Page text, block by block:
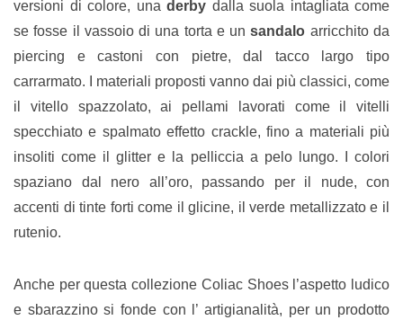
versioni di colore, una derby dalla suola intagliata come
se fosse il vassoio di una torta e unsandalo arricchito da
piercing e castoni con pietre, dal tacco largo tipo
carrarmato. I materiali proposti vanno dai più classici, come
il vitello spazzolato, ai pellami lavorati come il vitelli
specchiato e spalmato effetto crackle, fino a materiali più
insoliti come il glitter e la pelliccia a pelo lungo. I colori
spaziano dal nero all’oro, passando per il nude, con
accenti di tinte forti come il glicine, il verde metallizzato e il
rutenio.
Anche per questa collezione Coliac Shoes l’aspetto ludico
e sbarazzino si fonde con l’ artigianalità, per un prodotto